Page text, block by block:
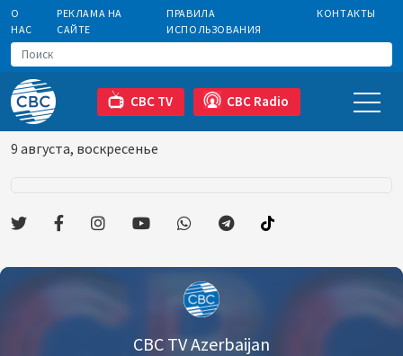
О
НАС
РЕКЛАМА НА
САЙТЕ
ПРАВИЛА
ИСПОЛЬЗОВАНИЯ
КОНТАКТЫ
CBC TV CBC Radio
9 августа, воскресенье
CBC TV Azerbaijan